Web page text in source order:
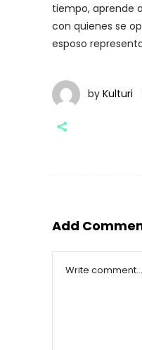
tiempo, aprende
con quienes se
esposo
by Kulturi
Add